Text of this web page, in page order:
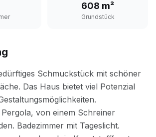
608 m²
Grundstück